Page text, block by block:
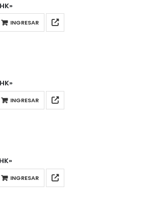
INGRESAR
INGRESAR
INGRESAR